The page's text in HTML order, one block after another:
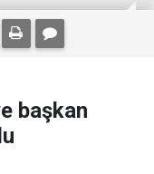
başkan